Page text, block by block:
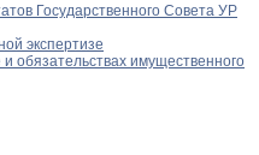
Государственного Совета УР
экспертизе
обязательствах имущественного